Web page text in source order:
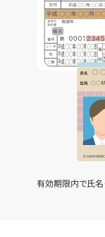
有効期限内で氏名